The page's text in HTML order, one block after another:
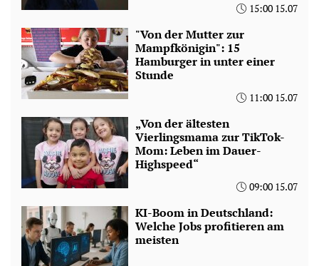
15:00 15.07
"Von der Mutter zur
Mampfkönigin": 15
Hamburger in unter einer
Stunde
11:00 15.07
„Von der ältesten
Vierlingsmama zur TikTok-
Mom: Leben im Dauer-
Highspeed“
09:00 15.07
KI-Boom in Deutschland:
Welche Jobs profitieren am
meisten